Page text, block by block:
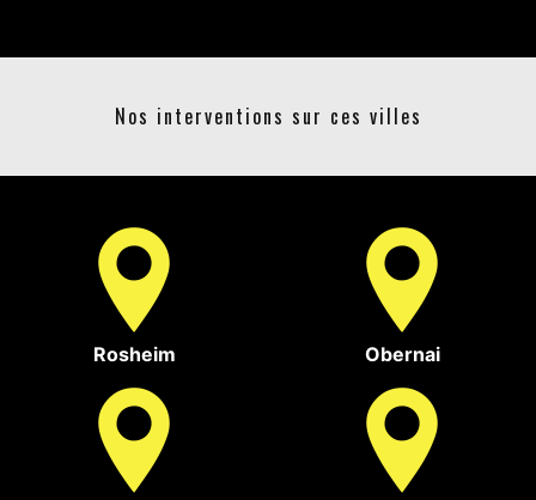
Nos interventions sur ces villes
Rosheim Obernai